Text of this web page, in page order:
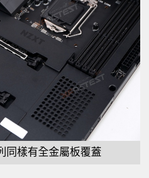
同樣有全金屬板覆蓋